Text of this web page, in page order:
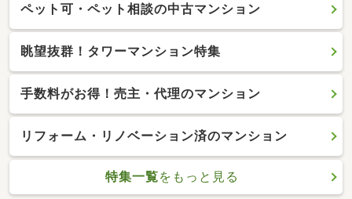
ペット可・ペット相談の中古マンション
眺望抜群！タワーマンション特集
手数料がお得！売主・代理のマンション
リフォーム・リノベーション済のマンション
特集一覧をもっと見る